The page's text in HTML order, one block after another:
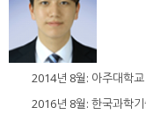
2014년 8월: 아주대학
2016년 8월: 한국과학